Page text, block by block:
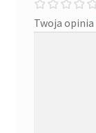
Twoja opinia